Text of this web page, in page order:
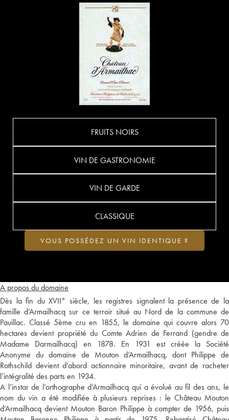
A propos du domaine
Dès la fin du XVII° siècle, les registres signalent la présence de la
famille d’Armailhacq sur ce terroir situé au Nord de la commune de
Pauillac. Classé 5ème cru en 1855, le domaine qui couvre alors 70
hectares devient propriété du Comte Adrien de Ferrand (gendre de
Madame Darmailhacq) en 1878. En 1931 est créée la Société
Anonyme du domaine de Mouton d’Armailhacq, dont Philippe de
Rothschild devient d’abord actionnaire minoritaire, avant de racheter
l’intégralité des parts en 1934.
A l’instar de l’orthographe d’Armailhacq qui a évolué au fil des ans, le
nom du vin a été modifiée à plusieurs reprises : le Château Mouton
d’Armailhacq devient Mouton Baron Philippe à compter de 1956, puis
FRUITS NOIRS
VIN DE GASTRONOMIE
VIN DE GARDE
CLASSIQUE
VOUS POSSÉDEZ UN VIN IDENTIQUE ?